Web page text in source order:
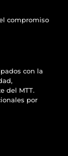
compromiso
con la
del MTT.
por